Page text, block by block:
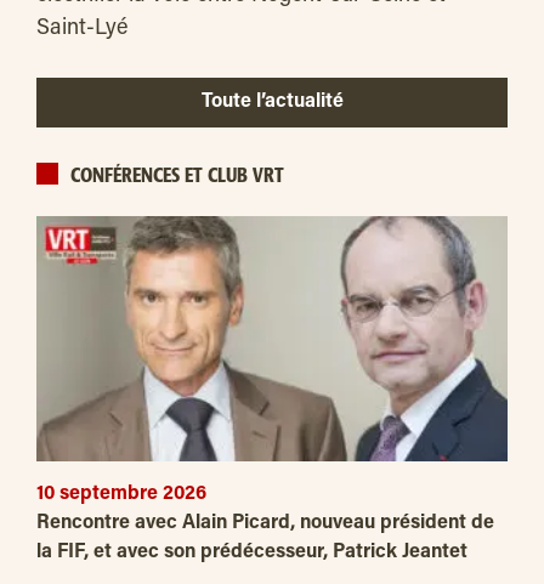
Saint-Lyé
Toute l’actualité
CONFÉRENCES ET CLUB VRT
10 septembre 2026
Rencontre avec Alain Picard, nouveau président de
la FIF, et avec son prédécesseur, Patrick Jeantet